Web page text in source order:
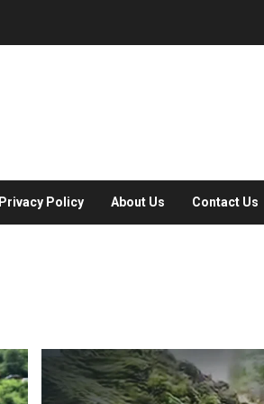
Privacy Policy About Us Contact Us